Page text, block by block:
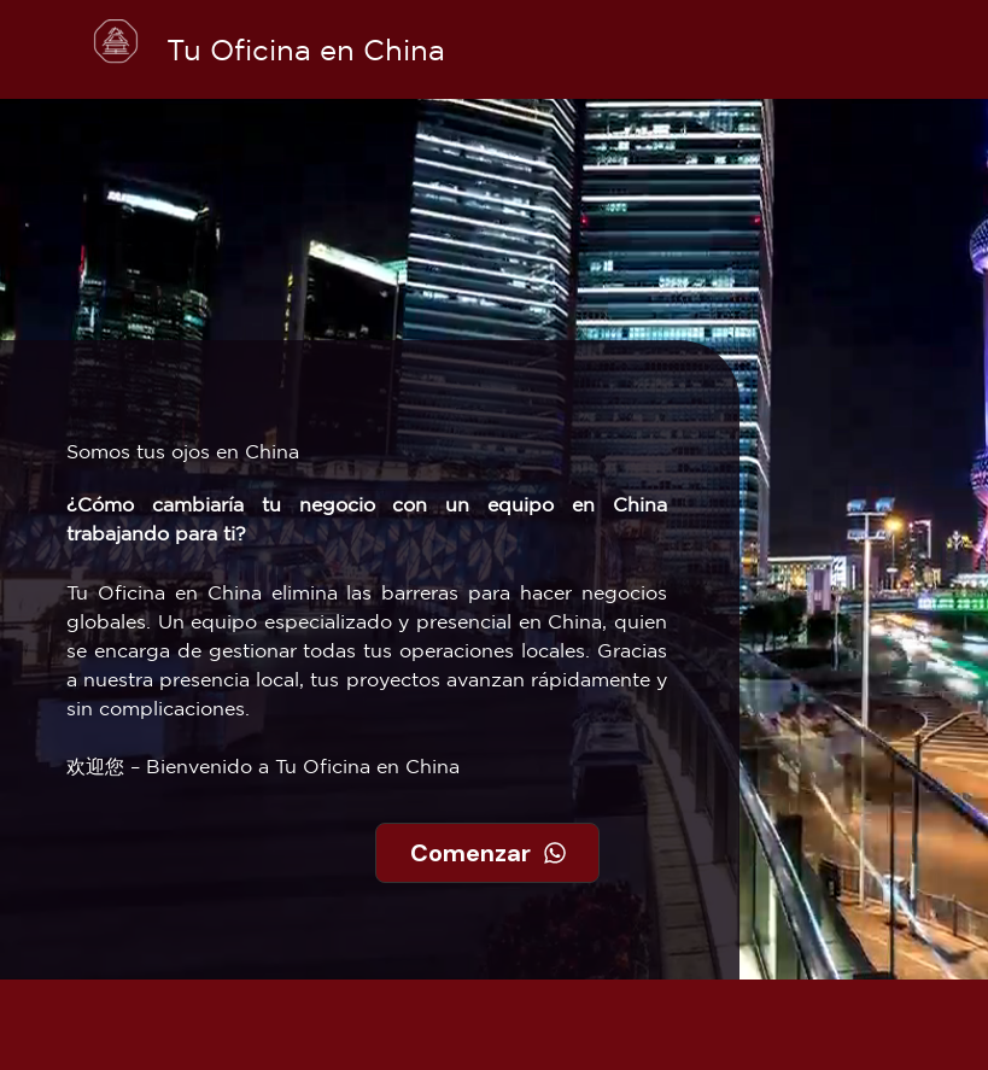
Tu Oficina en China
Somos tus ojos en China
¿Cómo cambiaría tu negocio con un equipo en China
trabajando para ti?
Tu Oficina en China elimina las barreras para hacer negocios
globales. Un equipo especializado y presencial en China, quien
se encarga de gestionar todas tus operaciones locales. Gracias
a nuestra presencia local, tus proyectos avanzan rápidamente y
sin complicaciones.
欢迎您 – Bienvenido a Tu Oficina en China
Comenzar